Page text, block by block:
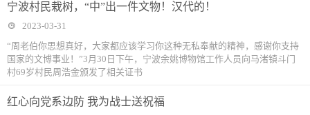
宁波村民栽树，“中”出一件文物！汉代的！
2023-03-31
“周老伯你思想真好，大家都应该学习你这种无私奉献的精神，感谢你支持
国家的文博事业！”3月30日下午，宁波余姚博物馆工作人员向马渚镇斗门
村69岁村民周浩金颁发了相关证书
红心向党系边防 我为战士送祝福